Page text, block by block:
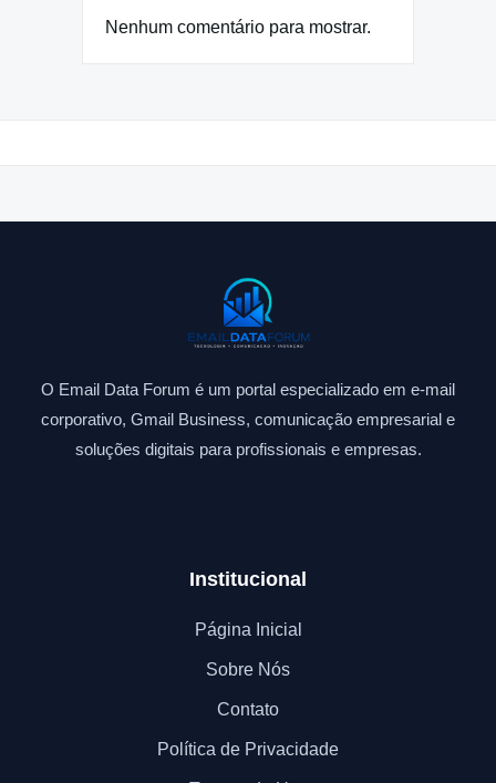
Nenhum comentário para mostrar.
O Email Data Forum é um portal especializado em e-mail
corporativo, Gmail Business, comunicação empresarial e
soluções digitais para profissionais e empresas.
Institucional
Página Inicial
Sobre Nós
Contato
Política de Privacidade